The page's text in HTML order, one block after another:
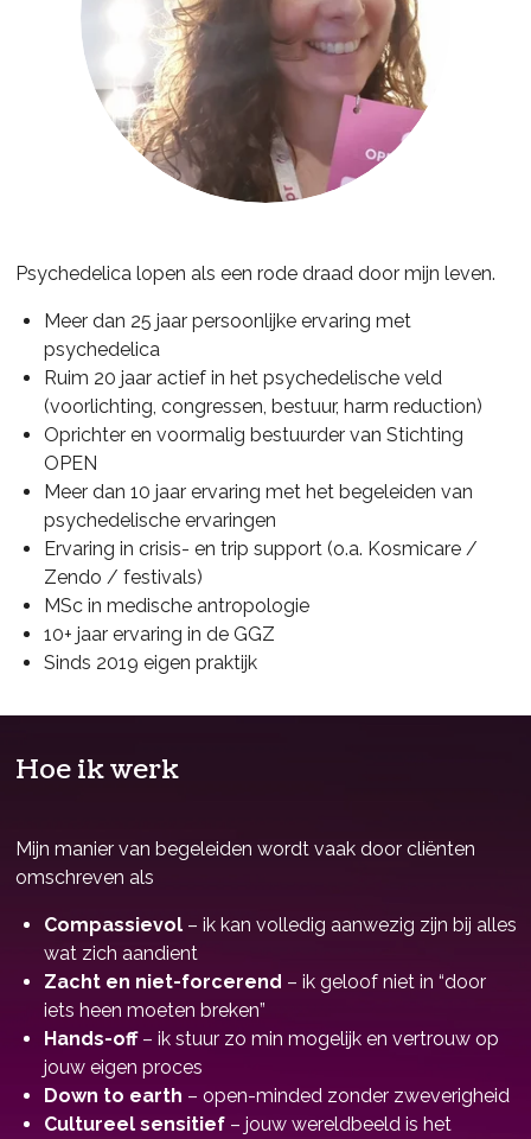
Psychedelica lopen als een rode draad door mijn leven.
Meer dan 25 jaar persoonlijke ervaring met
psychedelica
Ruim 20 jaar actief in het psychedelische veld
(voorlichting, congressen, bestuur, harm reduction)
Oprichter en voormalig bestuurder van Stichting
OPEN
Meer dan 10 jaar ervaring met het begeleiden van
psychedelische ervaringen
Ervaring in crisis- en trip support (o.a. Kosmicare /
Zendo / festivals)
MSc in medische antropologie
10+ jaar ervaring in de GGZ
Sinds 2019 eigen praktijk
Hoe ik werk
Mijn manier van begeleiden wordt vaak door cliënten
omschreven als
Compassievol– ik kan volledig aanwezig zijn bij alles
wat zich aandient
Zacht en niet-forcerend – ik geloof niet in “door
iets heen moeten breken”
Hands-off– ik stuur zo min mogelijk en vertrouw op
jouw eigen proces
Down to earth – open-minded zonder zweverigheid
Cultureel sensitief– jouw wereldbeeld is het